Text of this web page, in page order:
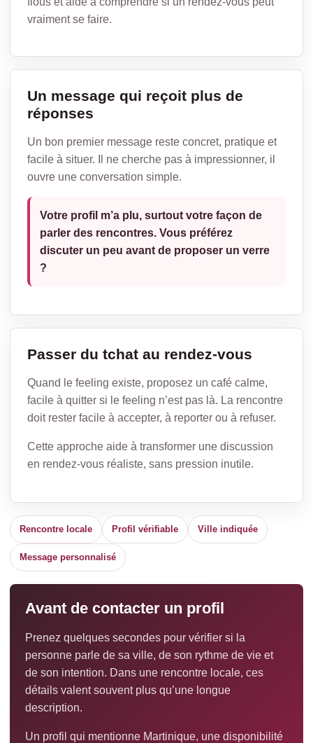
vraiment se faire.
Un message qui reçoit plus de
réponses
Un bon premier message reste concret, pratique et
facile à situer. Il ne cherche pas à impressionner, il
ouvre une conversation simple.
Votre profil m’a plu, surtout votre façon de
parler des rencontres. Vous préférez
discuter un peu avant de proposer un verre
?
Passer du tchat au rendez-vous
Quand le feeling existe, proposez un café calme,
facile à quitter si le feeling n’est pas là. La rencontre
doit rester facile à accepter, à reporter ou à refuser.
Cette approche aide à transformer une discussion
en rendez-vous réaliste, sans pression inutile.
Rencontre locale Profil vérifiable Ville indiquée
Message personnalisé
Avant de contacter un profil
Prenez quelques secondes pour vérifier si la
personne parle de sa ville, de son rythme de vie et
de son intention. Dans une rencontre locale, ces
détails valent souvent plus qu’une longue
description.
Un profil qui mentionne Martinique, une disponibilité